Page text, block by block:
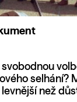
selhání?
než